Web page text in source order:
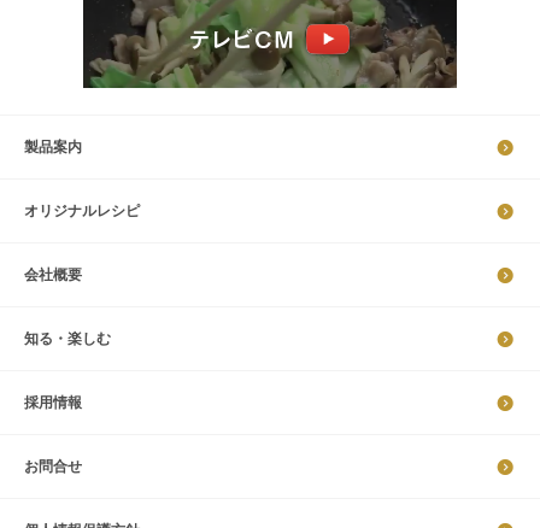
製品案内
オリジナルレシピ
会社概要
知る・楽しむ
採​用​情​報
お問合せ